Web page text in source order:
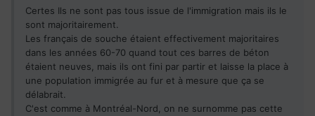
Certes Ils ne sont pas tous issue de l'immigration mais ils le
sont majoritairement.
Les français de souche étaient effectivement majoritaires
dans les années 60-70 quand tout ces barres de béton
étaient neuves, mais ils ont fini par partir et laisse la place à
une population immigrée au fur et à mesure que ça se
délabrait.
C'est comme à Montréal-Nord, on ne surnomme pas cette